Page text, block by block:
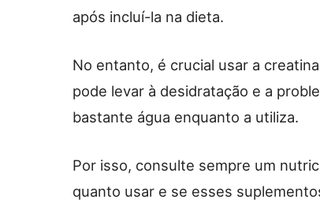
após incluí-la na dieta.
No entanto, é crucial usar a
pode levar à desidratação e a
bastante água enquanto a utiliza.
Por isso, consulte sempre um
quanto usar e se esses